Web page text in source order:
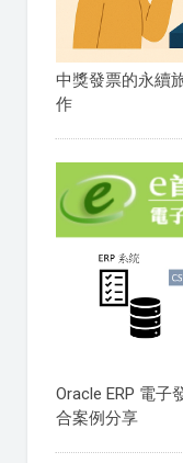
中獎發票的永續
作
Oracle ERP 電子
合案例分享